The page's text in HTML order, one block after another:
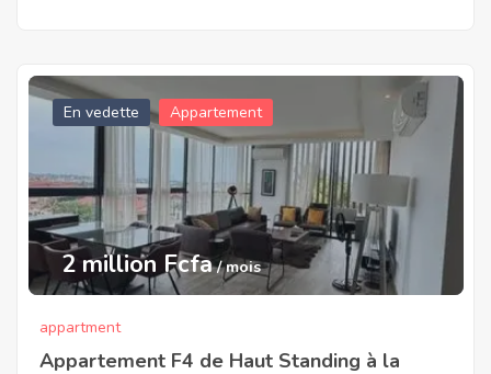
En vedette Appartement
2 million Fcfa/ mois
appartment
Appartement F4 de Haut Standing à la